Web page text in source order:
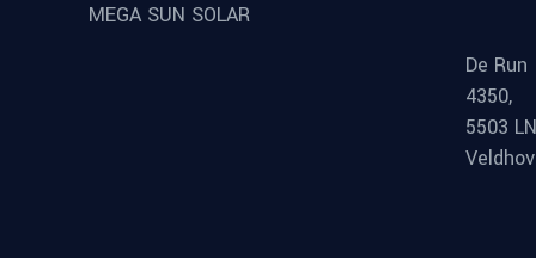
MEGA SUN SOLAR
De Run
4350,
5503 LN